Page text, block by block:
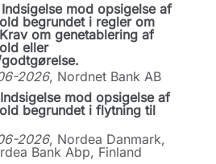
mod opsigelse af
begrundet i regler om
om genetablering af
eller
2026, Nordnet Bank AB
mod opsigelse af
begrundet i flytning til
2026, Nordea Danmark,
Bank Abp, Finland